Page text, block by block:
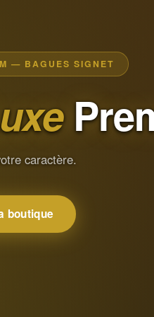
— BAGUES SIGNET
caractère.
boutique